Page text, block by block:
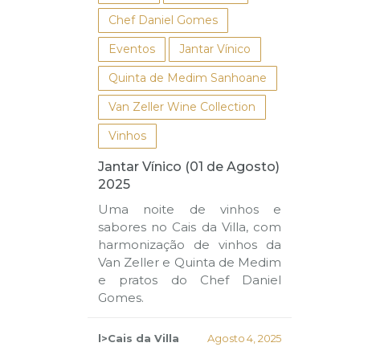
Chef Daniel Gomes
Eventos
Jantar Vínico
Quinta de Medim Sanhoane
Van Zeller Wine Collection
Vinhos
Jantar Vínico (01 de Agosto)
2025
Uma noite de vinhos e
sabores no Cais da Villa, com
harmonização de vinhos da
Van Zeller e Quinta de Medim
e pratos do Chef Daniel
Gomes.
l>Cais da Villa Agosto 4, 2025